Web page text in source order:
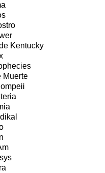
Kentucky
Muerte